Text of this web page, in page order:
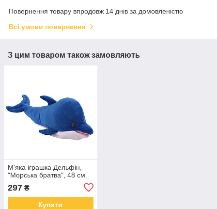
Повернення товару впродовж 14 днів за домовленістю
Всі умови повернення
З цим товаром також замовляють
М'яка іграшка Дельфін,
"Морська братва", 48 см.
297 ₴
Купити